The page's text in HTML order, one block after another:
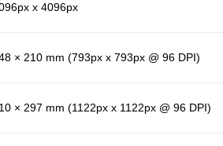
x 4096px
× 210 mm (793px x 793px @ 96 DPI)
× 297 mm (1122px x 1122px @ 96 DPI)